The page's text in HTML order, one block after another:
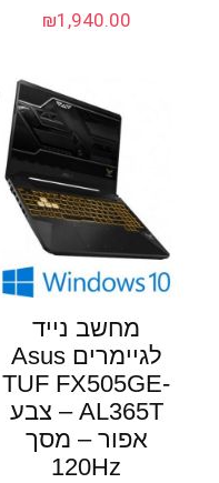
₪1,940.00
מחשב נייד
לגיימרים Asus
TUF FX505GE-
AL365T – צבע
אפור – מסך
120Hz